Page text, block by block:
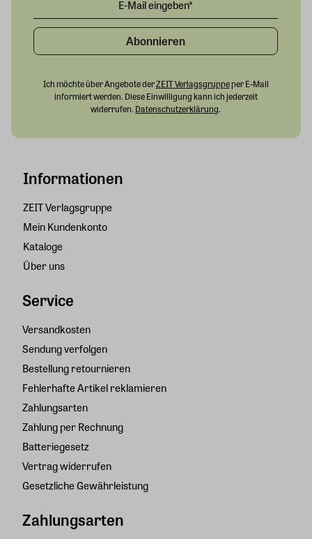
Informationen
ZEIT Verlagsgruppe
Mein Kundenkonto
Kataloge
Über uns
Service
Versandkosten
Sendung verfolgen
Bestellung retournieren
Fehlerhafte Artikel reklamieren
Zahlungsarten
Zahlung per Rechnung
Batteriegesetz
Vertrag widerrufen
Gesetzliche Gewährleistung
Zahlungsarten
Abonnieren
Ich möchte über Angebote derZEIT Verlagsgruppeper E-Mail
informiert werden. Diese Einwilligung kann ich jederzeit
widerrufen. Datenschutzerklärung.